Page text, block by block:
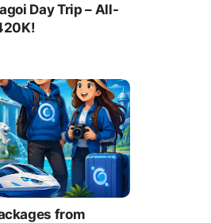
Day Trip – All-
from